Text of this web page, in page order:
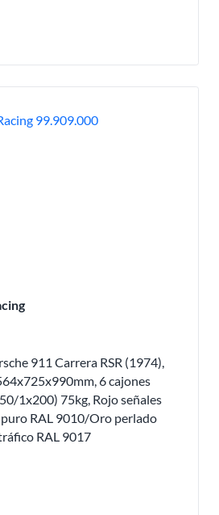
911 Carrera RSR (1974),
6 cajones
1x200) 75kg, Rojo señales
RAL 9010/Oro perlado
RAL 9017